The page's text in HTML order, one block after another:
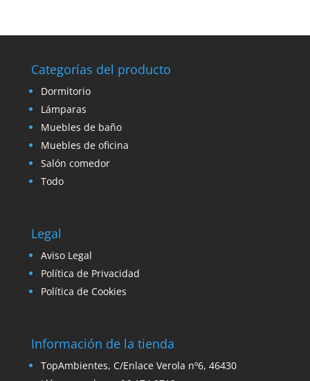
Categorías del producto
Dormitorio
Lámparas
Muebles de baño
Muebles de oficina
Salón comedor
Todo
Legal
Aviso Legal
Política de Privacidad
Política de Cookies
Información de la tienda
TopAmbientes, C/Enlace Verola nº6, 46430